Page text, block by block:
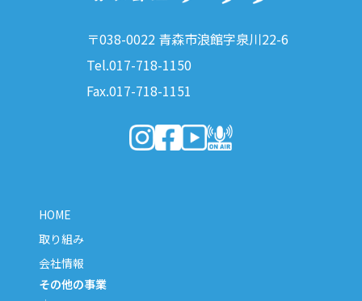
〒038-0022 青森市浪館字泉川22-6
Tel.017-718-1150
Fax.017-718-1151
（新しいウィンドウで開きます）
（新しいウィンドウで開きます）
（新しいウィンドウで開き
（新しいウィンドウで
HOME
取り組み
会社情報
その他の事業